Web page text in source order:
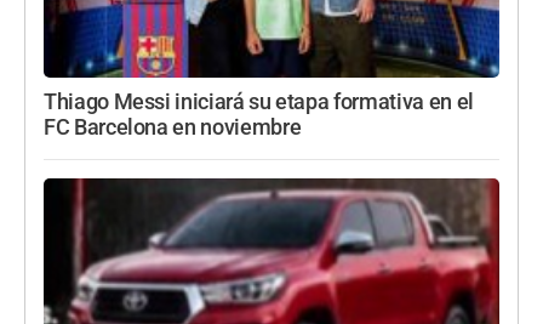
Thiago Messi iniciará su etapa formativa en el
FC Barcelona en noviembre